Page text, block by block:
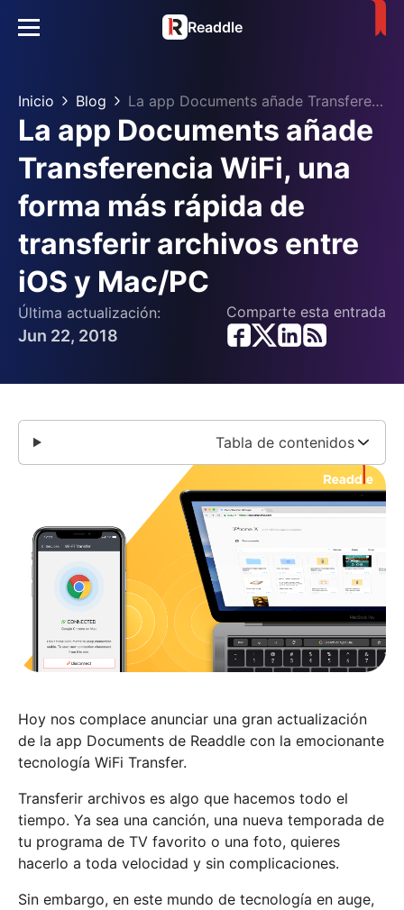
Readdle
Inicio Blog La app Documents añade Transferencia WiFi, una forma más rápida de transferir archivos entre iOS y Mac/PC
La app Documents añade
Transferencia WiFi, una
forma más rápida de
transferir archivos entre
iOS y Mac/PC
Última actualización:
Jun 22, 2018
Comparte esta entrada
Tabla de contenidos
Hoy nos complace anunciar una gran actualización
de la app Documents de Readdle con la emocionante
tecnología WiFi Transfer.
Transferir archivos es algo que hacemos todo el
tiempo. Ya sea una canción, una nueva temporada de
tu programa de TV favorito o una foto, quieres
hacerlo a toda velocidad y sin complicaciones.
Sin embargo, en este mundo de tecnología en auge,